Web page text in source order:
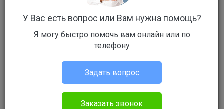
Вопрос уже решен
Ответов: 1
Без указания категории
У Вас есть вопрос или Вам нужна помощь?
Я могу быстро помочь вам онлайн или по
телефону
Задать вопрос
Заказать звонок